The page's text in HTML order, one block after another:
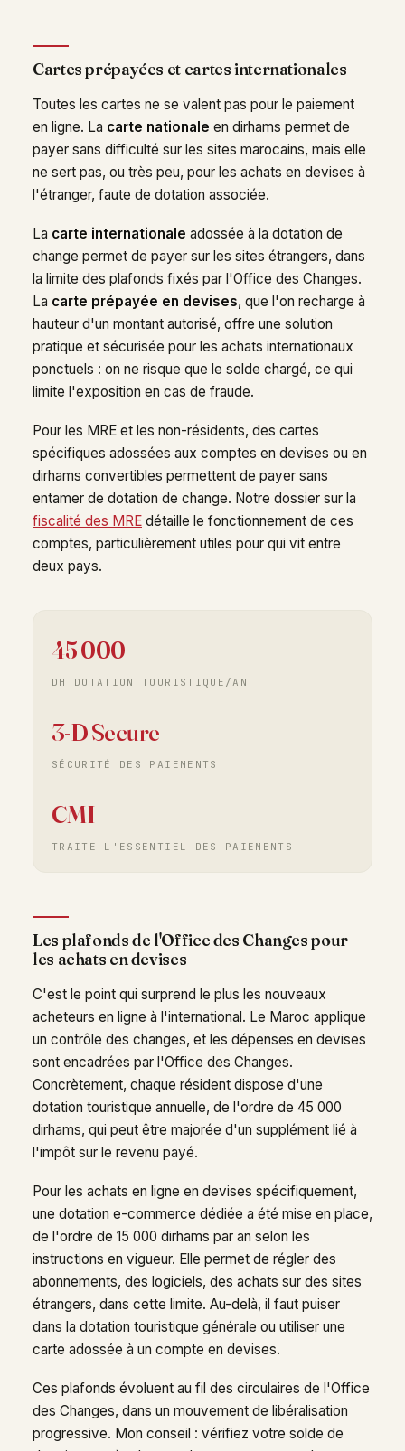
Cartes prépayées et cartes internationales
Toutes les cartes ne se valent pas pour le paiement
en ligne. La carte nationale en dirhams permet de
payer sans difficulté sur les sites marocains, mais elle
ne sert pas, ou très peu, pour les achats en devises à
l'étranger, faute de dotation associée.
La carte internationale adossée à la dotation de
change permet de payer sur les sites étrangers, dans
la limite des plafonds fixés par l'Office des Changes.
La carte prépayée en devises, que l'on recharge à
hauteur d'un montant autorisé, offre une solution
pratique et sécurisée pour les achats internationaux
ponctuels : on ne risque que le solde chargé, ce qui
limite l'exposition en cas de fraude.
Pour les MRE et les non-résidents, des cartes
spécifiques adossées aux comptes en devises ou en
dirhams convertibles permettent de payer sans
entamer de dotation de change. Notre dossier sur la
fiscalité des MRE détaille le fonctionnement de ces
comptes, particulièrement utiles pour qui vit entre
deux pays.
45 000
DH DOTATION TOURISTIQUE/AN
3-D Secure
SÉCURITÉ DES PAIEMENTS
CMI
TRAITE L'ESSENTIEL DES PAIEMENTS
Les plafonds de l'Office des Changes pour
les achats en devises
C'est le point qui surprend le plus les nouveaux
acheteurs en ligne à l'international. Le Maroc applique
un contrôle des changes, et les dépenses en devises
sont encadrées par l'Office des Changes.
Concrètement, chaque résident dispose d'une
dotation touristique annuelle, de l'ordre de 45 000
dirhams, qui peut être majorée d'un supplément lié à
l'impôt sur le revenu payé.
Pour les achats en ligne en devises spécifiquement,
une dotation e-commerce dédiée a été mise en place,
de l'ordre de 15 000 dirhams par an selon les
instructions en vigueur. Elle permet de régler des
abonnements, des logiciels, des achats sur des sites
étrangers, dans cette limite. Au-delà, il faut puiser
dans la dotation touristique générale ou utiliser une
carte adossée à un compte en devises.
Ces plafonds évoluent au fil des circulaires de l'Office
des Changes, dans un mouvement de libéralisation
progressive. Mon conseil : vérifiez votre solde de